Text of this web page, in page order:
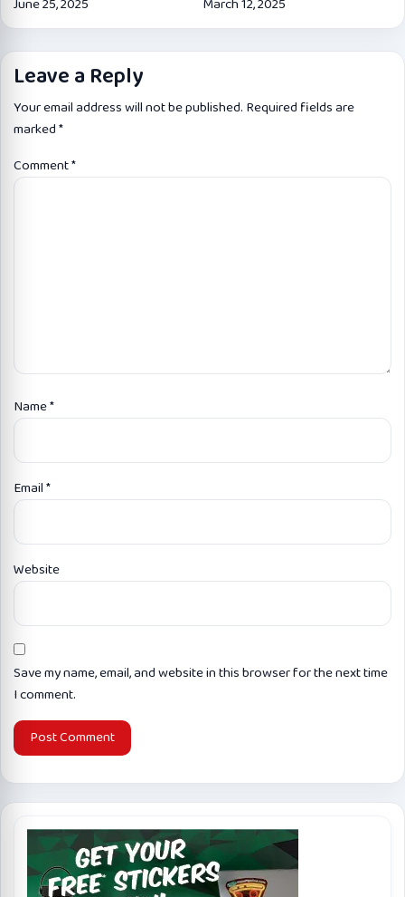
June 25, 2025 March 12, 2025
Leave a Reply
Your email address will not be published. Required fields are
marked*
Comment*
Name*
Email*
Website
Save my name, email, and website in this browser for the next time
I comment.